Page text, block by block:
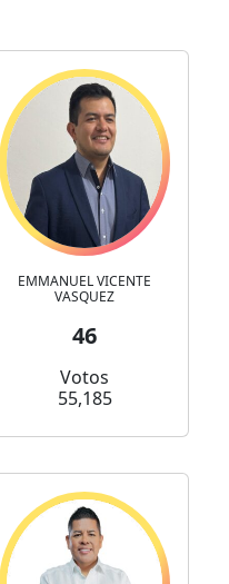
EMMANUEL VICENTE
VASQUEZ
46
Votos
55,185